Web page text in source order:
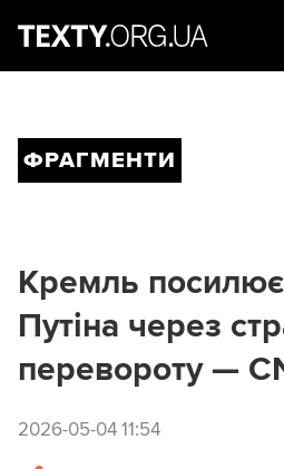
ФРАГМЕНТИ
Кремль
Путіна через
перевороту —
2026-05-04 11:54